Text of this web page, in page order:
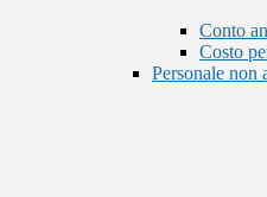
Conto
Costo
Personale non